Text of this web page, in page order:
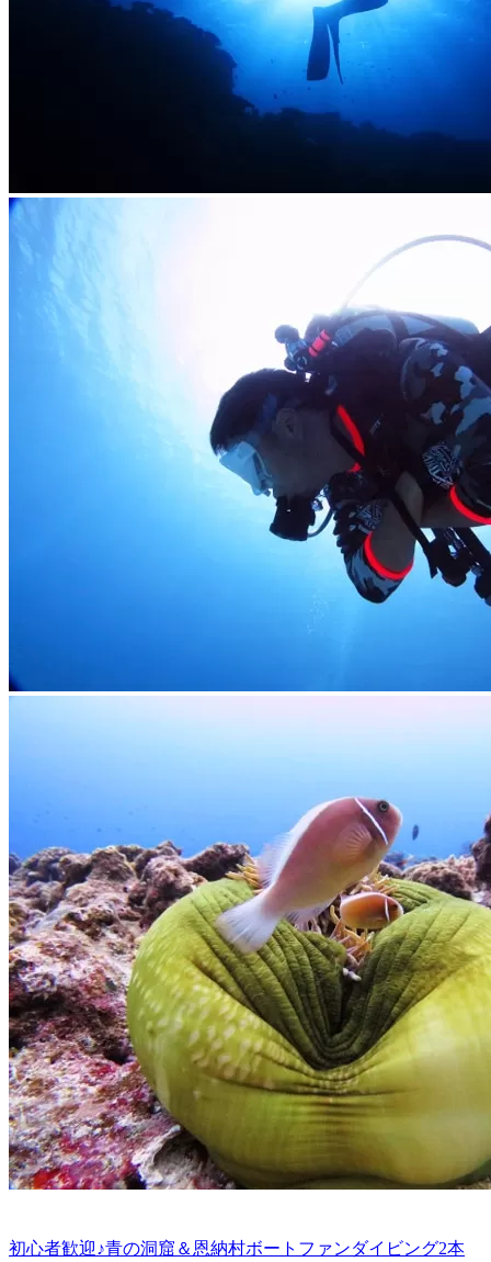
初心者歓迎♪青の洞窟＆恩納村ボートファンダイビング2本